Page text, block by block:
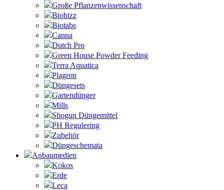
Große Pflanzenwissenschaft
Biobizz
Biotabs
Canna
Dutch Pro
Green House Powder Feeding
Terra Aquatica
Plagron
Düngesets
Gartendünger
Mills
Shogun Düngemittel
PH Regulering
Zubehör
Düngeschemata
Anbaumedien
Kokos
Erde
Leca